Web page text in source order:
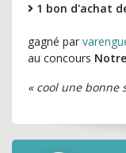
1 bon d'achat
gagné par
au concours
« cool une bonne